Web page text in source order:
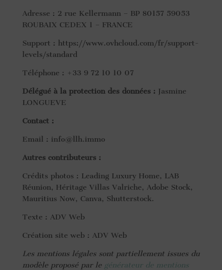
Adresse : 2 rue Kellermann – BP 80157 59053
ROUBAIX CEDEX 1 – FRANCE
Support : https://www.ovhcloud.com/fr/support-
levels/standard
Téléphone : +33 9 72 10 10 07
Délégué à la protection des données : Jasmine
LONGUEVE
Contact :
Email : info@llh.immo
Autres contributeurs :
Crédits photos : Leading Luxury Home, LAB
Réunion, Héritage Villas Valriche, Adobe Stock,
Mauritius Now, Canva, Shutterstock.
Texte : ADV Web
Création site web : ADV Web
Les mentions légales sont partiellement issues du
modèle proposé par le générateur de mentions